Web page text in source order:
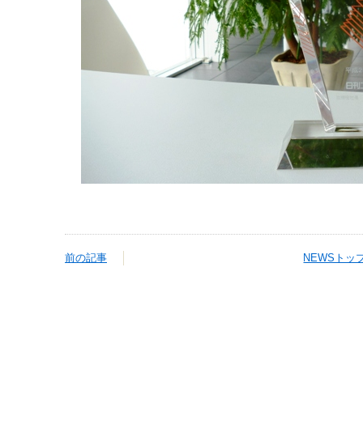
前の記事 NEWSトッ